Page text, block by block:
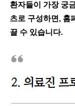
환자들이 가장 궁
츠로 구성하면, 홈
끌 수 있습니다.